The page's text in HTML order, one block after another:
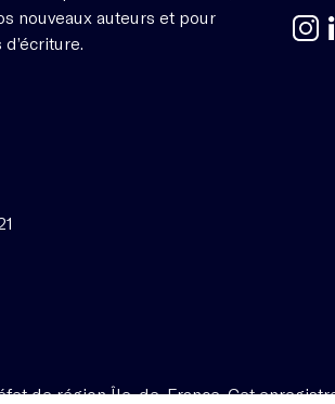
nouveaux auteurs et pour
de région Île-de-France. Cet